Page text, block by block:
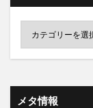
メタ情報